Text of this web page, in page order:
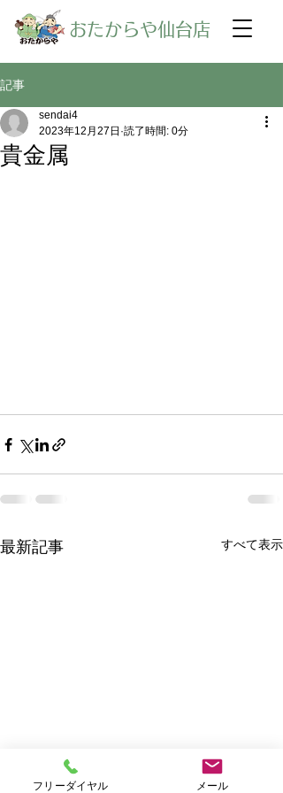
​おたからや仙台店
記事
貴金属
sendai4
2023年12月27日 読了時間: 0分
最新記事 すべて表示
フリーダイヤル メール